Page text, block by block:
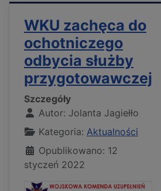
WKU zachęca do
ochotniczego
odbycia służby
przygotowawczej
Szczegóły
Autor: Jolanta Jagiełło
Kategoria: Aktualności
Opublikowano: 12
styczeń 2022